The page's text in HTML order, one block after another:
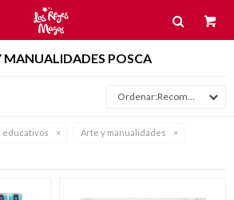
MANUALIDADES POSCA
Recomendados
educativos
Arte y manualidades